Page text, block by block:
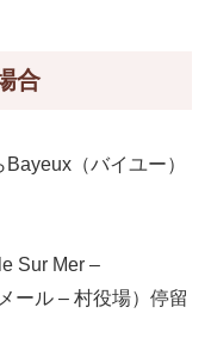
合
（バイユー）
Sur Mer –
ール – 村役場）停留